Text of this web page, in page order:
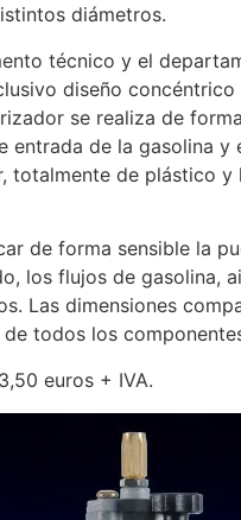
diámetros.
técnico y el
diseño
se realiza de
entrada de la gasolina
totalmente de plástico
de forma sensible la
los flujos de gasolina,
Las dimensiones
todos los
euros + IVA.